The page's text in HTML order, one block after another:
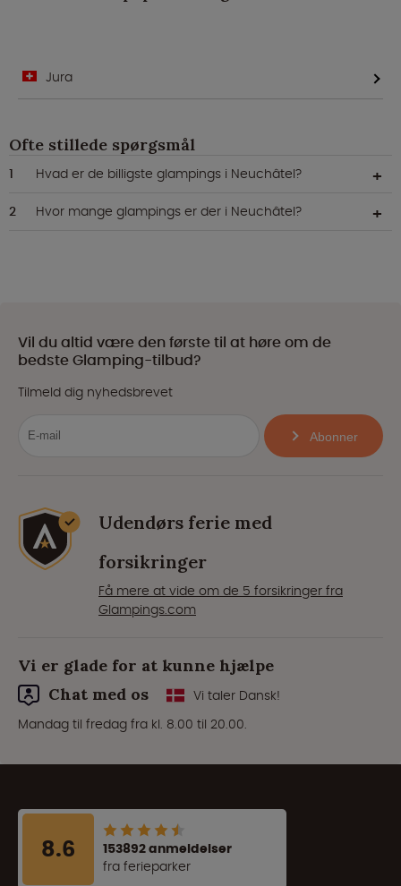
Jura
Ofte stillede spørgsmål
Hvad er de billigste glampings i Neuchâtel?
Hvor mange glampings er der i Neuchâtel?
Vil du altid være den første til at høre om de
bedste Glamping-tilbud?
Tilmeld dig nyhedsbrevet
Abonner
Udendørs ferie med
forsikringer
Få mere at vide om de 5 forsikringer fra
Glampings.com
Vi er glade for at kunne hjælpe
Chat med os
Vi taler Dansk!
Mandag til fredag fra kl. 8.00 til 20.00.
8.6
153892 anmeldelser
fra ferieparker